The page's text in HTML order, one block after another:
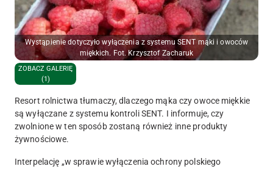
Wystąpienie dotyczyło wyłączenia z systemu SENT mąki i owoców
miękkich. Fot. Krzysztof Zacharuk
ZOBACZ GALERIĘ
(1)
Resort rolnictwa tłumaczy, dlaczego mąka czy owoce miękkie
są wyłączane z systemu kontroli SENT. I informuje, czy
zwolnione w ten sposób zostaną również inne produkty
żywnościowe.
Interpelację „w sprawie wyłączenia ochrony polskiego